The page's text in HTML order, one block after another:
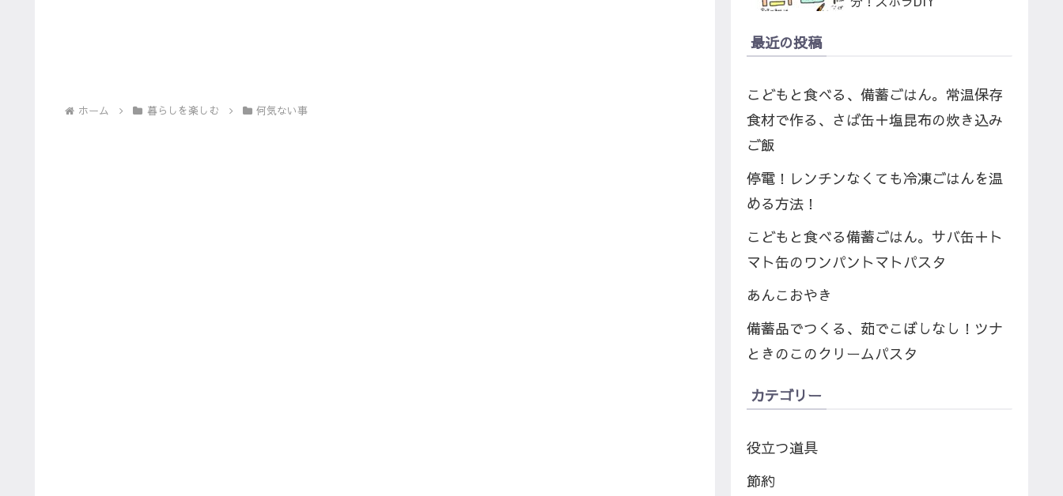
ホーム 暮らしを楽しむ 何気ない事
最近の投稿
こどもと食べる、備蓄ごはん。常温保存
食材で作る、さば缶＋塩昆布の炊き込み
ご飯
停電！レンチンなくても冷凍ごはんを温
める方法！
こどもと食べる備蓄ごはん。サバ缶＋ト
マト缶のワンパントマトパスタ
あんこおやき
備蓄品でつくる、茹でこぼしなし！ツナ
ときのこのクリームパスタ
カテゴリー
役立つ道具
節約